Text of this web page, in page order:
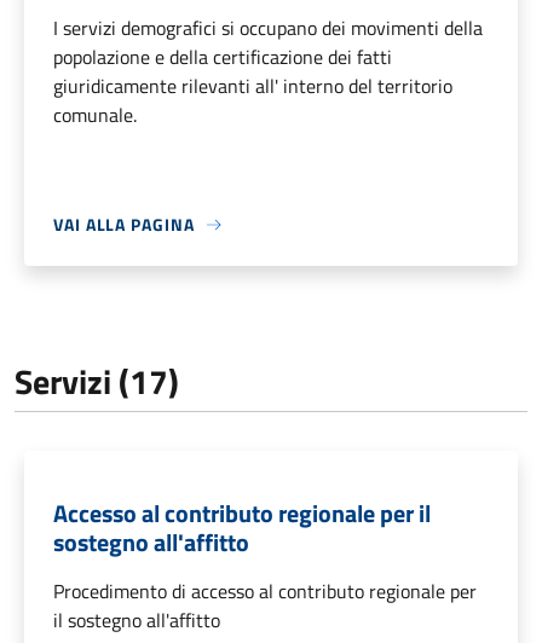
I servizi demografici si occupano dei movimenti della
popolazione e della certificazione dei fatti
giuridicamente rilevanti all' interno del territorio
comunale.
VAI ALLA PAGINA
Servizi (17)
Accesso al contributo regionale per il
sostegno all'affitto
Procedimento di accesso al contributo regionale per
il sostegno all'affitto